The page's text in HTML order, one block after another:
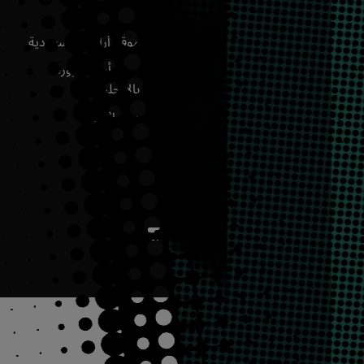
عن القافلة
هيئة التحرير
الأرشيف
موقع أرامكو السعودية
مجلة أرامكو وورلد
بالإنجليزية
مركز إثراء
والأحكام
الحقوق محفوظة2026
©